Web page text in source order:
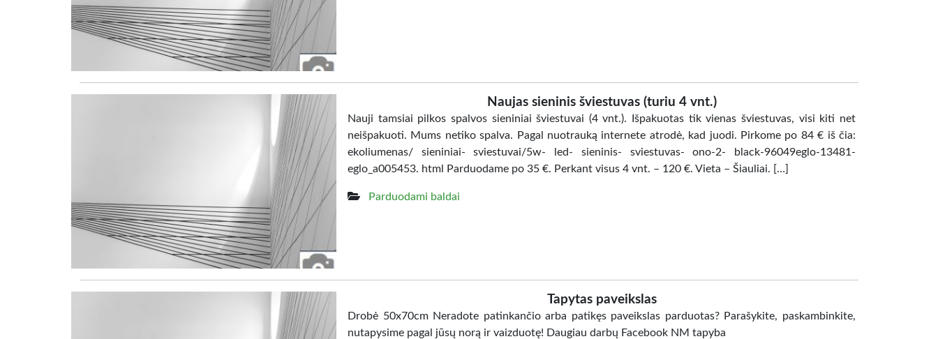
Naujas sieninis šviestuvas (turiu 4 vnt.)
Nauji tamsiai pilkos spalvos sieniniai šviestuvai (4 vnt.). Išpakuotas tik vienas šviestuvas, visi kiti net
neišpakuoti. Mums netiko spalva. Pagal nuotrauką internete atrodė, kad juodi. Pirkome po 84 € iš čia:
ekoliumenas/ sieniniai- sviestuvai/5w- led- sieninis- sviestuvas- ono-2- black-96049eglo-13481-
eglo_a005453. html Parduodame po 35 €. Perkant visus 4 vnt. – 120 €. Vieta – Šiauliai. […]
Parduodami baldai
Tapytas paveikslas
Drobė 50x70cm Neradote patinkančio arba patikęs paveikslas parduotas? Parašykite, paskambinkite,
nutapysime pagal jūsų norą ir vaizduotę! Daugiau darbų Facebook NM tapyba